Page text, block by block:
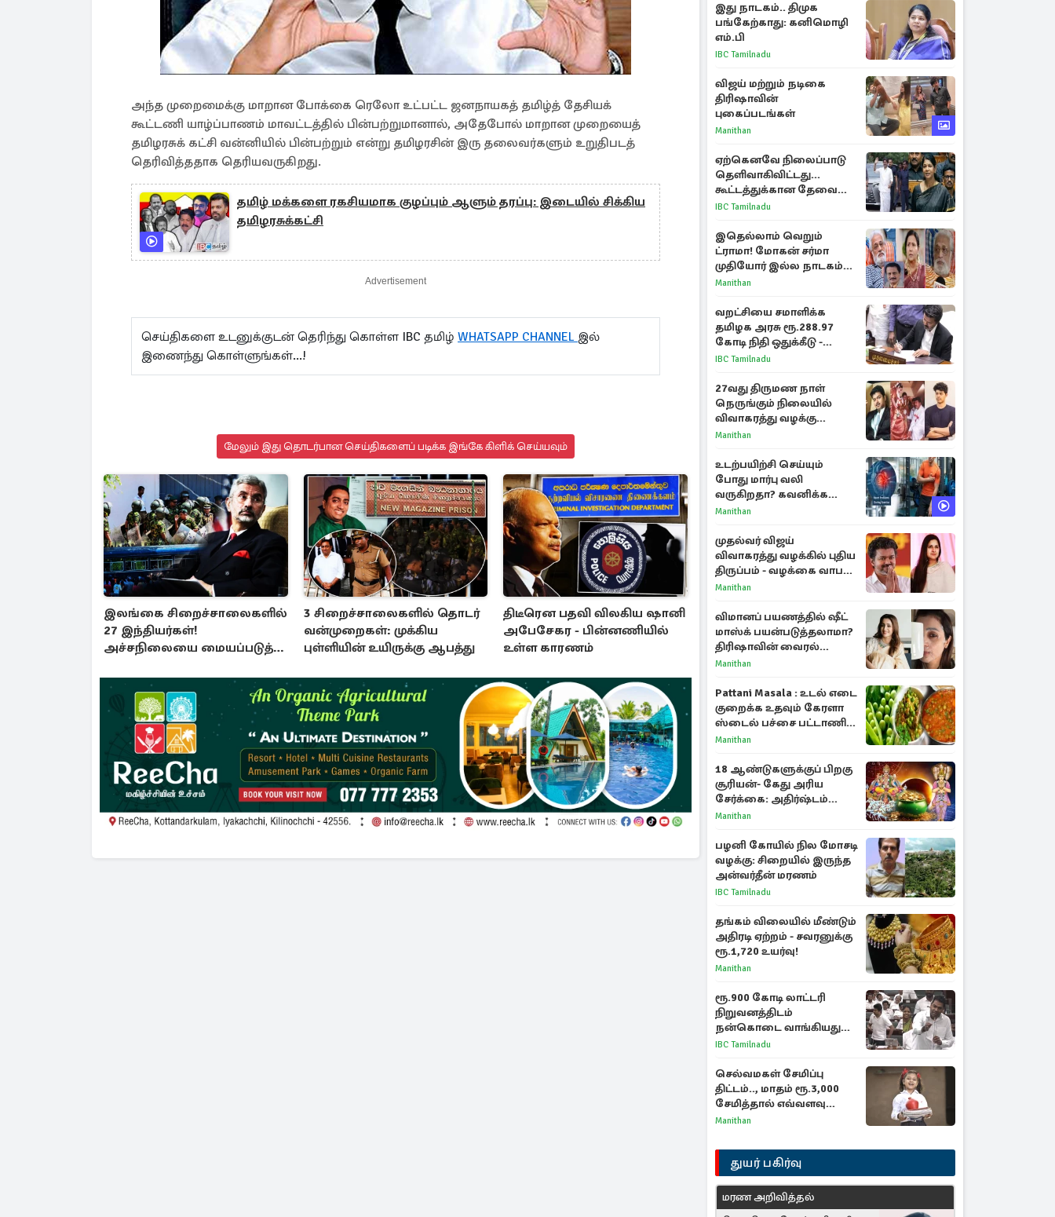
அந்த முறைமைக்கு மாறான போக்கை ரெலோ உட்பட்ட ஜனநாயகத் தமிழ்த் தேசியக்
கூட்டணி யாழ்ப்பாணம் மாவட்டத்தில் பின்பற்றுமானால், அதேபோல் மாறான முறையைத்
தமிழரசுக் கட்சி வன்னியில் பின்பற்றும் என்று தமிழரசின் இரு தலைவர்களும் உறுதிபடத்
தெரிவித்ததாக தெரியவருகிறது.
தமிழ் மக்களை ரகசியமாக குழப்பும் ஆளும் தரப்பு: இடையில் சிக்கிய
தமிழரசுக்கட்சி
Advertisement
செய்திகளை உடனுக்குடன் தெரிந்து கொள்ள IBC தமிழ் WHATSAPP CHANNEL இல்
இணைந்து கொள்ளுங்கள்...!
மேலும் இது தொடர்பான செய்திகளைப் படிக்க இங்கே கிளிக் செய்யவும்
இலங்கை சிறைச்சாலைகளில்
27 இந்தியர்கள்!
அச்சநிலையை மையப்படுத்தி
3 சிறைச்சாலைகளில் தொடர்
வன்முறைகள்: முக்கிய
புள்ளியின் உயிருக்கு ஆபத்து
திடீரென பதவி விலகிய ஷானி
அபேசேகர - பின்னணியில்
உள்ள காரணம்
இது நாடகம்.. திமுக
பங்கேற்காது: கனிமொழி
எம்.பி
IBC Tamilnadu
விஜய் மற்றும் நடிகை
திரிஷாவின்
புகைப்படங்கள்
Manithan
ஏற்கெனவே நிலைப்பாடு
தெளிவாகிவிட்டது...
கூட்டத்துக்கான தேவை
என்ன? - கனிமொழி
IBC Tamilnadu
இதெல்லாம் வெறும்
ட்ராமா! மோகன் சர்மா
முதியோர் இல்ல நாடகம்
குறித்து குட்டி பத்மினி
Manithan
வறட்சியை சமாளிக்க
தமிழக அரசு ரூ.288.97
கோடி நிதி ஒதுக்கீடு -
வெளியான அரசாணை
IBC Tamilnadu
27வது திருமண நாள்
நெருங்கும் நிலையில்
விவாகரத்து வழக்கு
வாபஸ்! விஜய்யுடன்
Manithan
உடற்பயிற்சி செய்யும்
போது மார்பு வலி
வருகிறதா? கவனிக்க
வேண்டிய எச்சரிக்கை
Manithan
முதல்வர் விஜய்
விவாகரத்து வழக்கில் புதிய
திருப்பம் - வழக்கை வாபஸ்
பெற்ற சங்கீதா!
Manithan
விமானப் பயணத்தில் ஷீட்
மாஸ்க் பயன்படுத்தலாமா?
திரிஷாவின் வைரல்
செல்ஃபிக்கு மருத்துவர்
Manithan
Pattani Masala : உடல் எடை
குறைக்க உதவும் கேரளா
ஸ்டைல் பச்சை பட்டாணி
கிரேவி
Manithan
18 ஆண்டுகளுக்குப் பிறகு
சூரியன்- கேது அரிய
சேர்க்கை: அதிர்ஷ்டம்
பெறும் 3 ராசிகள்!
Manithan
பழனி கோயில் நில மோசடி
வழக்கு: சிறையில் இருந்த
அன்வர்தீன் மரணம்
IBC Tamilnadu
தங்கம் விலையில் மீண்டும்
அதிரடி ஏற்றம் - சவரனுக்கு
ரூ.1,720 உயர்வு!
Manithan
ரூ.900 கோடி லாட்டரி
நிறுவனத்திடம்
நன்கொடை வாங்கியது
ஏன்? உதயநிதி - ஆதவ்
IBC Tamilnadu
செல்வமகள் சேமிப்பு
திட்டம்.., மாதம் ரூ.3,000
சேமித்தால் எவ்வளவு
கிடைக்கும்?
Manithan
துயர் பகிர்வு
மரண அறிவித்தல்